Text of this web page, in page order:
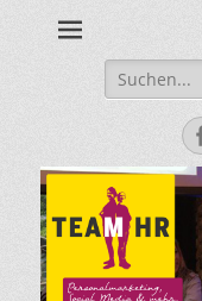
Suche
nach: